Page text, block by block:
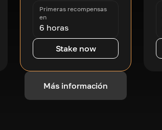
Primeras recompensas
en
6 horas
Stake now
Más información